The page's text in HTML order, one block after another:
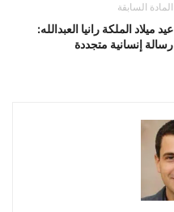
المادة السابقة
عيد ميلاد الملكة رانيا العبدالله:
رسالة إنسانية متجددة